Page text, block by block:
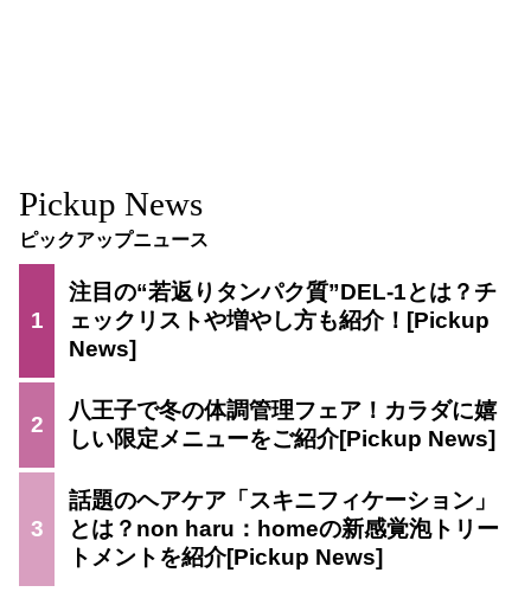
Pickup News
ピックアップニュース
1
注目の“若返りタンパク質”DEL-1とは？チ
ェックリストや増やし方も紹介！
2
八王子で冬の体調管理フェア！カラダに嬉
しい限定メニューをご紹介
3
話題のヘアケア「スキニフィケーション」
とは？non haru：homeの新感覚泡トリー
トメントを紹介